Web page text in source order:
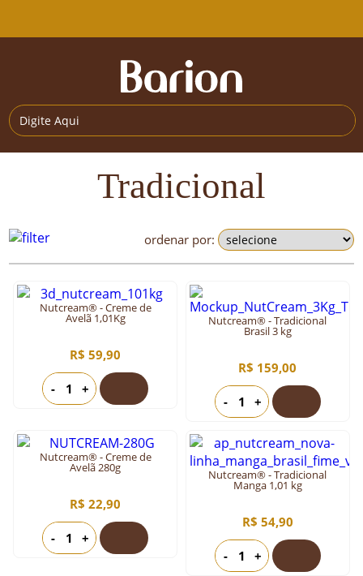
Tradicional
ordenar por:
Nutcream® - Creme de
Avelã 1,01Kg
R$ 59,90
- +
Nutcream® - Tradicional
Brasil 3 kg
R$ 159,00
- +
Nutcream® - Creme de
Avelã 280g
R$ 22,90
- +
Nutcream® - Tradicional
Manga 1,01 kg
R$ 54,90
- +